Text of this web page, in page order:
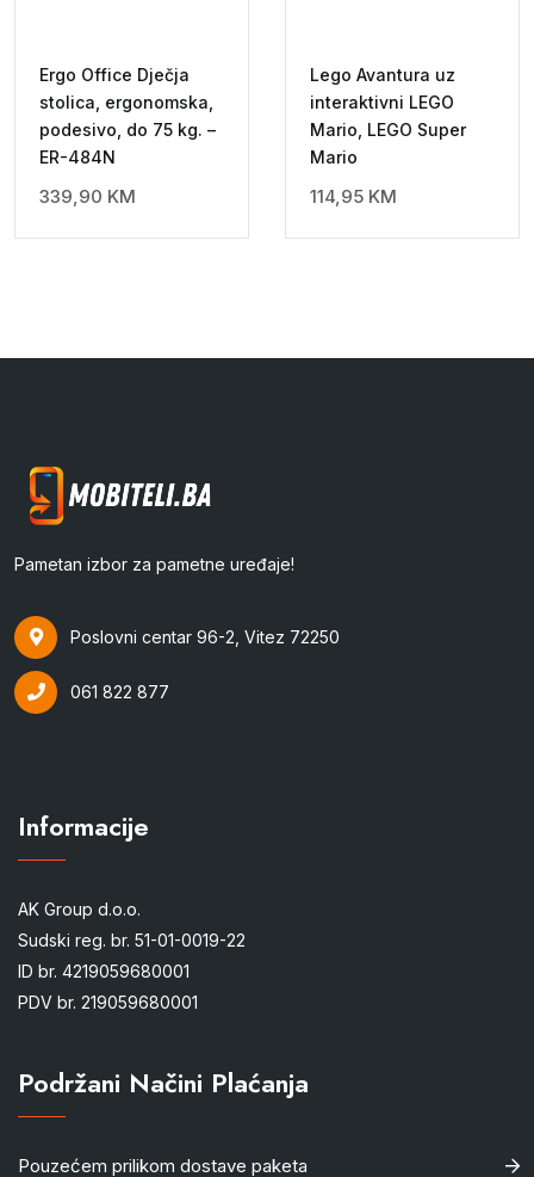
Ergo Office Dječja
stolica, ergonomska,
podesivo, do 75 kg. –
ER-484N
339,90 KM
Lego Avantura uz
interaktivni LEGO
Mario, LEGO Super
Mario
114,95 KM
Pametan izbor za pametne uređaje!
Poslovni centar 96-2, Vitez 72250
061 822 877
Informacije
AK Group d.o.o.
Sudski reg. br. 51-01-0019-22
ID br. 4219059680001
PDV br. 219059680001
Podržani Načini Plaćanja
Pouzećem prilikom dostave paketa